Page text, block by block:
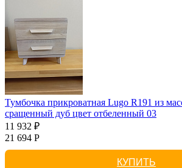
Тумбочка прикроватная Lugo R191 из
сращенный дуб цвет отбеленный 03
11 932 ₽
21 694 Р
КУПИТЬ